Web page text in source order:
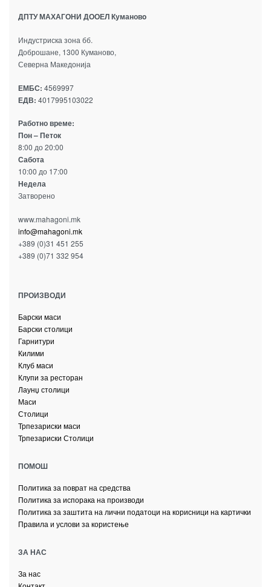
ДПТУ МАХАГОНИ ДООЕЛ Кумановo
Индустриска зона бб.
Доброшане, 1300 Куманово,
Северна Македонија
ЕМБС: 4569997
ЕДВ: 4017995103022
Работно време:
Пон – Петок
8:00 до 20:00
Сабота
10:00 до 17:00
Недела
Затворено
www.mahagoni.mk
info@mahagoni.mk
+389 (0)31 451 255
+389 (0)71 332 954
ПРОИЗВОДИ
Барски маси
Барски столици
Гарнитури
Килими
Клуб маси
Клупи за ресторан
Лаунџ столици
Маси
Столици
Трпезариски маси
Трпезариски Столици
ПОМОШ
Политика за поврат на средства
Политика за испорака на производи
Политика за заштита на лични податоци на корисници на картички
Правила и услови за користење
ЗА НАС
За нас